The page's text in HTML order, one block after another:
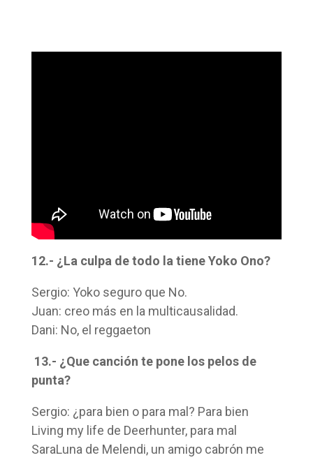
12.- ¿La culpa de todo la tiene Yoko Ono?
Sergio: Yoko seguro que No.
Juan: creo más en la multicausalidad.
Dani: No, el reggaeton
13.- ¿Que canción te pone los pelos de
punta?
Sergio: ¿para bien o para mal? Para bien
Living my life de Deerhunter, para mal
SaraLuna de Melendi, un amigo cabrón me